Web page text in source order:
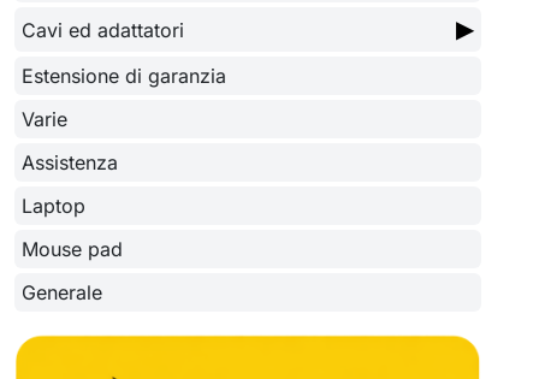
Cavi ed adattatori
▶
Estensione di garanzia
Varie
Assistenza
Laptop
Mouse pad
Generale